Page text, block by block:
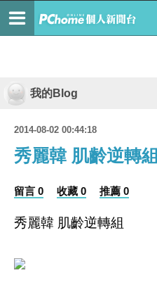
我的Blog
2014-08-02 00:44:18
秀麗韓 肌齡逆轉組
留言 0 收藏 0 推薦 0
秀麗韓 肌齡逆轉組